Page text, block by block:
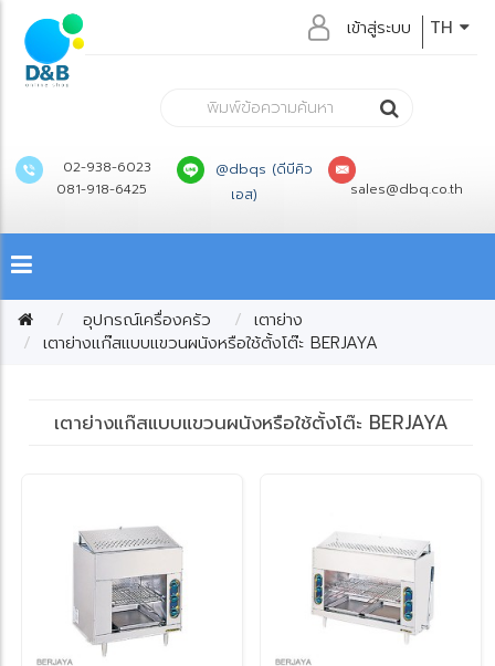
TH
เข้าสู่ระบบ
02-938-6023
081-918-6425
@dbqs (ดีบีคิว
เอส)
sales@dbq.co.th
อุปกรณ์เครื่องครัว
เตาย่าง
เตาย่างแก๊สแบบแขวนผนังหรือใช้ตั้งโต๊ะ BERJAYA
เตาย่างแก๊สแบบแขวนผนังหรือใช้ตั้งโต๊ะ BERJAYA